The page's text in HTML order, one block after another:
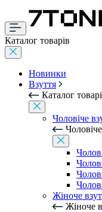
Каталог товарів
Новинки
Взуття
Каталог
Чоловіче
Жіноче
Жіноче